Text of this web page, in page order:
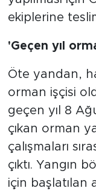
ekiplerine
'Geçen yıl
Öte yandan,
orman işçisi
geçen yıl 8
çıkan orman
çalışmaları
çıktı. Yangın
için başlatılan